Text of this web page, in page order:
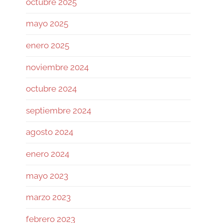
revisando si la base de su
José Siles | AI | Data
@josesilesdata
LÍMITE DE USO DIARIO."
Ramiro (Book&Trading)
@ramtraderbook
mayo 2025
enero 2025
noviembre 2024
octubre 2024
septiembre 2024
agosto 2024
enero 2024
mayo 2023
marzo 2023
febrero 2023